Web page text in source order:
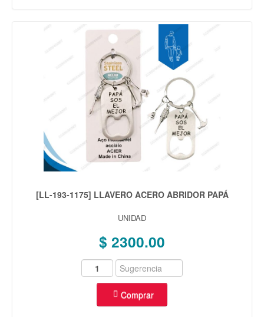
[LL-193-1175] LLAVERO ACERO ABRIDOR PAPÁ
UNIDAD
$ 2300.00
Comprar